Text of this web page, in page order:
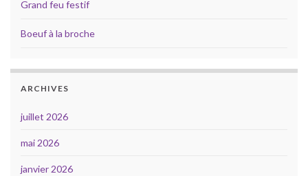
Grand feu festif
Boeuf à la broche
ARCHIVES
juillet 2026
mai 2026
janvier 2026